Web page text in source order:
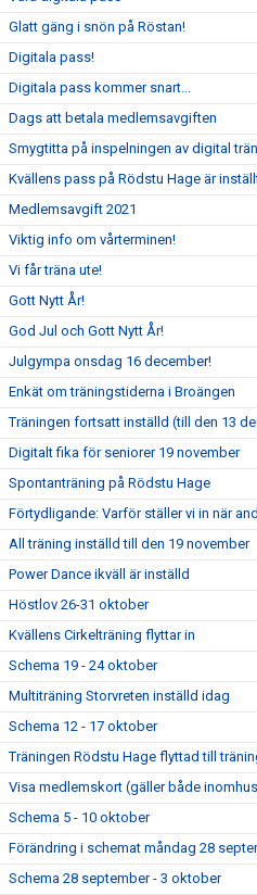
Glatt gäng i snön på Röstan!
Digitala pass!
Digitala pass kommer snart...
Dags att betala medlemsavgiften
Smygtitta på inspelningen av digital
Kvällens pass på Rödstu Hage är
Medlemsavgift 2021
Viktig info om vårterminen!
Vi får träna ute!
Gott Nytt År!
God Jul och Gott Nytt År!
Julgympa onsdag 16 december!
Enkät om träningstiderna i Broängen
Träningen fortsatt inställd (till den 13
Digitalt fika för seniorer 19 november
Spontanträning på Rödstu Hage
Förtydligande: Varför ställer vi in när
All träning inställd till den 19 november
Power Dance ikväll är inställd
Höstlov 26-31 oktober
Kvällens Cirkelträning flyttar in
Schema 19 - 24 oktober
Multiträning Storvreten inställd idag
Schema 12 - 17 oktober
Träningen Rödstu Hage flyttad till
Visa medlemskort (gäller både
Schema 5 - 10 oktober
Förändring i schemat måndag 28
Schema 28 september - 3 oktober